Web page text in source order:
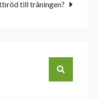
till träningen?